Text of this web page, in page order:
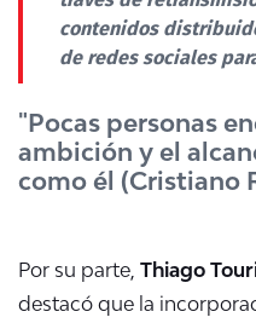
contenidos
de redes sociales
"Pocas personas
ambición y el
como él (Cristiano
Por su parte, Thiago
destacó que la